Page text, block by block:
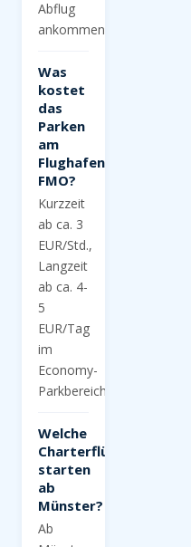
Abflug
ankommen.
Was
kostet
das
Parken
am
Flughafen
FMO?
Kurzzeit
ab ca. 3
EUR/Std.,
Langzeit
ab ca. 4-
5
EUR/Tag
im
Economy-
Parkbereich.
Welche
Charterflüge
starten
ab
Münster?
Ab